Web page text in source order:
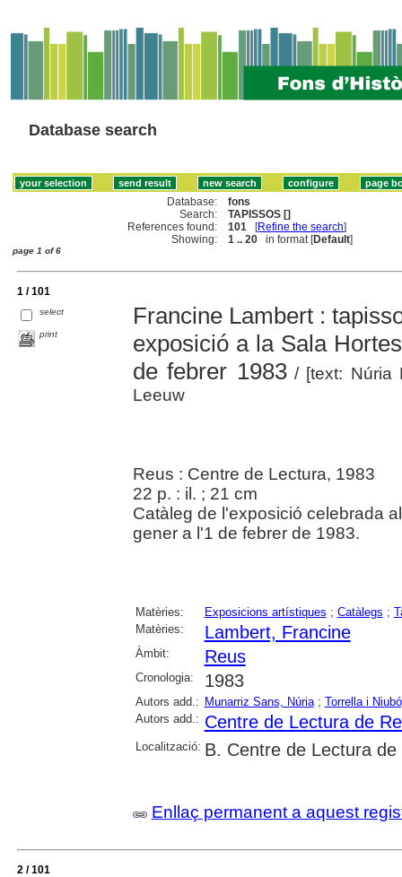
Database search
Database:
fons
Search:
TAPISSOS []
References found:
101 [Refine the search]
Showing:
1 .. 20 in format [Default]
page 1 of 6
1 / 101
select
print
Francine Lambert :
exposició a la Sala
de febrer 1983/ [text: Núria
Leeuw
Reus : Centre de Lectura, 1983
22 p. : il. ; 21 cm
Catàleg de l'exposició celebrada
gener a l'1 de febrer de 1983.
Matèries: Exposicions artístiques ; Catàlegs ;
Matèries:
Lambert, Francine
Àmbit: Reus
Cronologia: 1983
Autors add.: Munarriz Sans, Núria; Torrella i
Autors add.: Centre de Lectura de
Localització: B. Centre de Lectura de
Enllaç permanent a aquest
2 / 101